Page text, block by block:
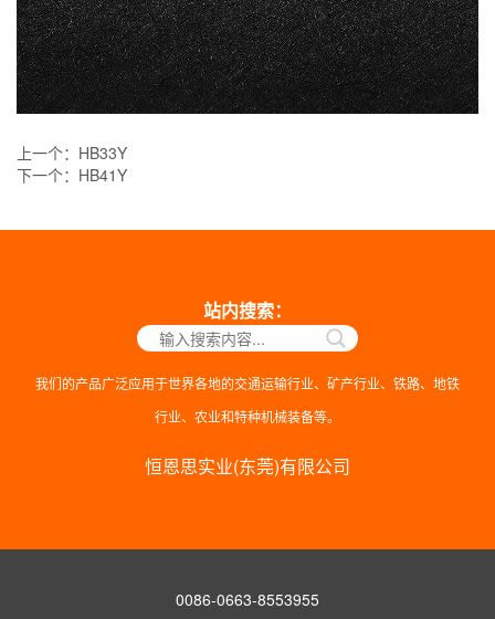
上一个： HB33Y
下一个： HB41Y
站内搜索：
我们的产品广泛应用于世界各地的交通运输行业、矿产行业、铁路、地铁
行业、农业和特种机械装备等。
恒恩思实业(东莞)有限公司
0086-0663-8553955